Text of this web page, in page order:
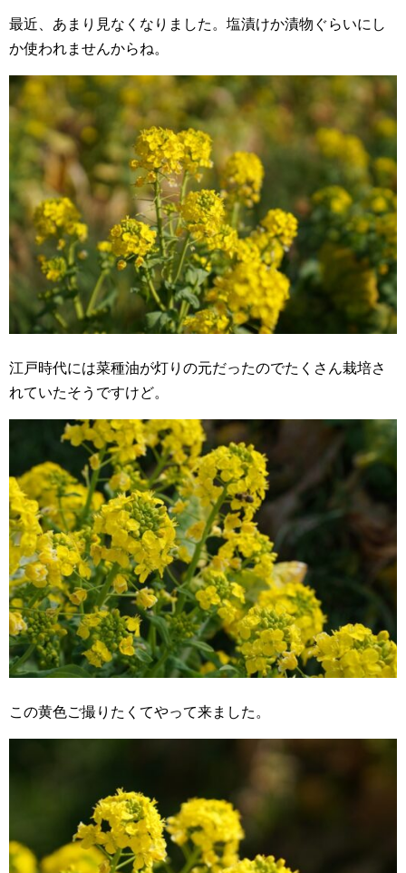
最近、あまり見なくなりました。塩漬けか漬物ぐらいにし
か使われませんからね。
江戸時代には菜種油が灯りの元だったのでたくさん栽培さ
れていたそうですけど。
この黄色ご撮りたくてやって来ました。